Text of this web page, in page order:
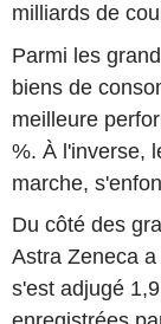
milliards de
Parmi les
biens de
meilleure
%. À l'inverse,
marche,
Du côté des
Astra Zeneca
s'est adjugé